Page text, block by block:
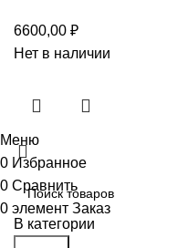
6600,00 ₽
Нет в наличии
В категории
Меню
0 Избранное
0 Сравнить
0 элемент Заказ